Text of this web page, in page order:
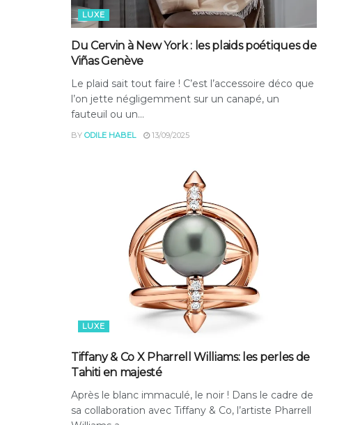
LUXE
Du Cervin à New York : les plaids poétiques de
Viñas Genève
Le plaid sait tout faire ! C’est l’accessoire déco que
l’on jette négligemment sur un canapé, un
fauteuil ou un...
BY ODILE HABEL 13/09/2025
LUXE
Tiffany & Co X Pharrell Williams: les perles de
Tahiti en majesté
Après le blanc immaculé, le noir ! Dans le cadre de
sa collaboration avec Tiffany & Co, l’artiste Pharrell